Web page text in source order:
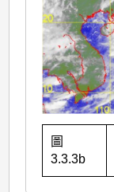
圖
3.3.3b